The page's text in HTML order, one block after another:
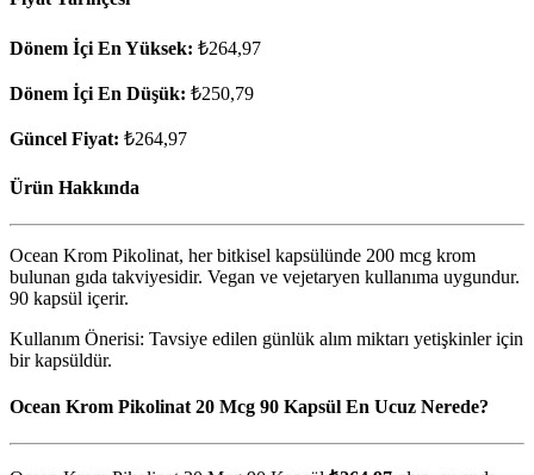
Dönem İçi En Yüksek: ₺264,97
Dönem İçi En Düşük: ₺250,79
Güncel Fiyat: ₺264,97
Ürün Hakkında
Ocean Krom Pikolinat, her bitkisel kapsülünde 200 mcg krom
bulunan gıda takviyesidir. Vegan ve vejetaryen kullanıma uygundur.
90 kapsül içerir.
Kullanım Önerisi: Tavsiye edilen günlük alım miktarı yetişkinler için
bir kapsüldür.
Ocean Krom Pikolinat 20 Mcg 90 Kapsül En Ucuz Nerede?